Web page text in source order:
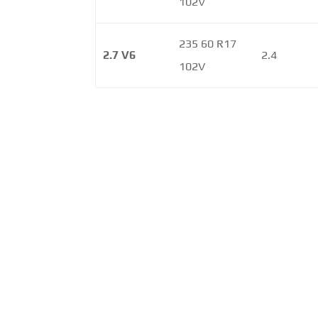
2.7 V6
235 60 R17
102V
2.4